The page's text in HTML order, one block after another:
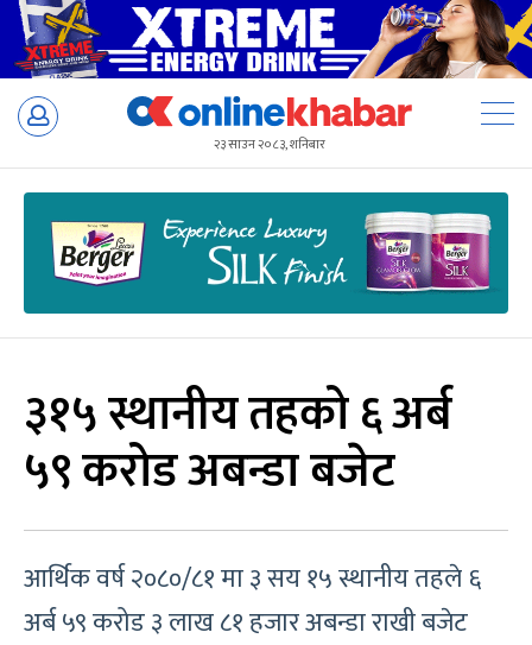
Skip
२३ साउन २०८३, शनिबार
३१५ स्थानीय तहको ६ अर्ब
५९ करोड अबन्डा बजेट
आर्थिक वर्ष २०८०/८१ मा ३ सय १५ स्थानीय तहले ६
अर्ब ५९ करोड ३ लाख ८१ हजार अबन्डा राखी बजेट